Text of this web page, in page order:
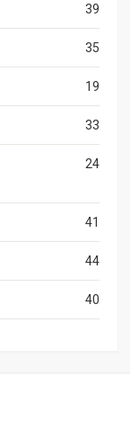
39
35
19
33
24
41
44
40